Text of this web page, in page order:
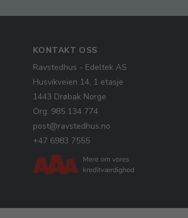
KONTAKT OSS
Ravstedhus - Edeltek AS
Husvikveien 14, 1 etasje
1443 Drøbak Norge
Org: 985 134 774
post@ravstedhus.no
+47 6983 7555